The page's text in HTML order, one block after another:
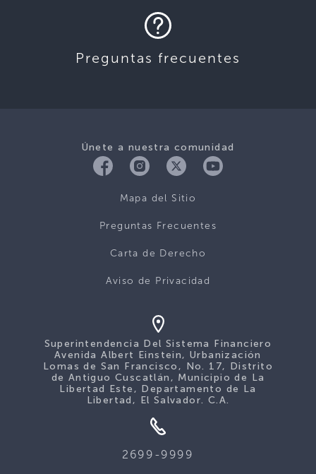
Preguntas frecuentes
Únete a nuestra comunidad
Mapa del Sitio
Preguntas Frecuentes
Carta de Derecho
Aviso de Privacidad
Superintendencia Del Sistema Financiero
Avenida Albert Einstein, Urbanización
Lomas de San Francisco, No. 17, Distrito
de Antiguo Cuscatlán, Municipio de La
Libertad Este, Departamento de La
Libertad, El Salvador. C.A.
2699-9999